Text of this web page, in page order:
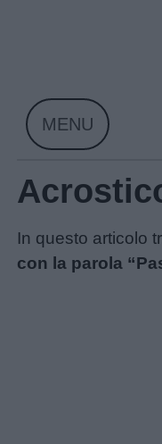
MENU
In questo articolo
con la parola